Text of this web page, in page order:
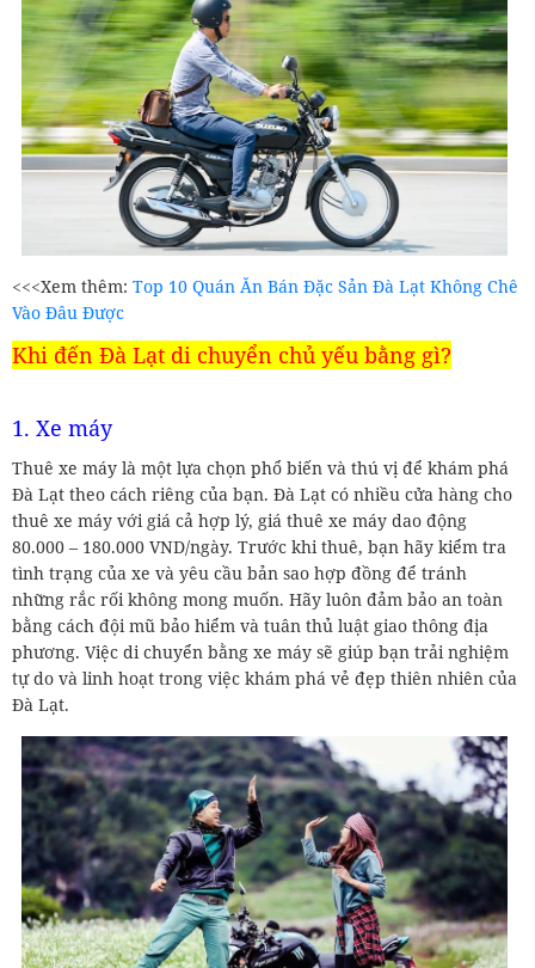
<<<Xem thêm: Top 10 Quán Ăn Bán Đặc Sản Đà Lạt Không Chê
Vào Đâu Được
Khi đến Đà Lạt di chuyển chủ yếu bằng gì?
1. Xe máy
Thuê xe máy là một lựa chọn phổ biến và thú vị để khám phá
Đà Lạt theo cách riêng của bạn. Đà Lạt có nhiều cửa hàng cho
thuê xe máy với giá cả hợp lý, giá thuê xe máy dao động
80.000 – 180.000 VND/ngày. Trước khi thuê, bạn hãy kiểm tra
tình trạng của xe và yêu cầu bản sao hợp đồng để tránh
những rắc rối không mong muốn. Hãy luôn đảm bảo an toàn
bằng cách đội mũ bảo hiểm và tuân thủ luật giao thông địa
phương. Việc di chuyển bằng xe máy sẽ giúp bạn trải nghiệm
tự do và linh hoạt trong việc khám phá vẻ đẹp thiên nhiên của
Đà Lạt.